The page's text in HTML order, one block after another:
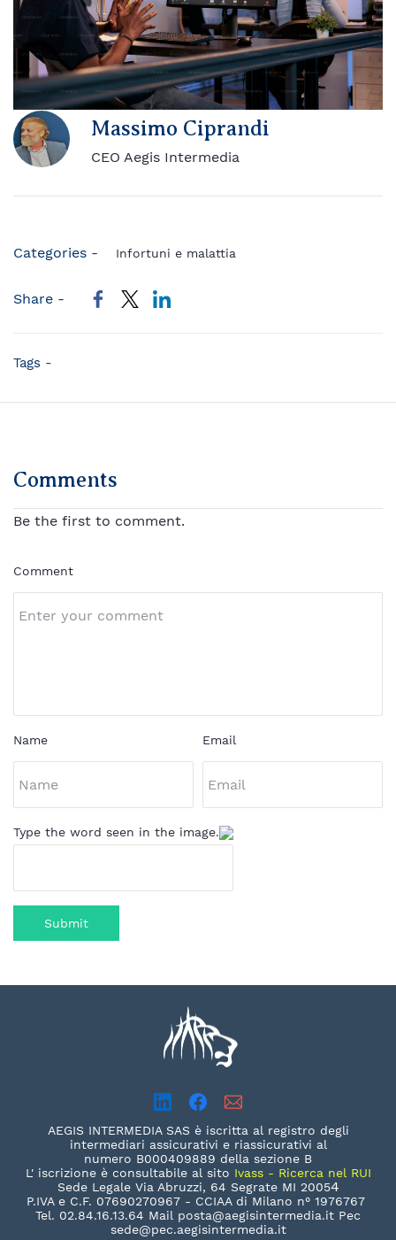
Massimo Ciprandi
CEO Aegis Intermedia
Categories - Infortuni e malattia
Share -
Tags -
Comments
Be the first to comment.
Comment
Name Email
Type the word seen in the image.
Submit
AEGIS INTERMEDIA SAS è iscritta al registro degli
intermediari assicurativi e riassicurativi al
numero B000409889 della sezione B
L' iscrizione è consultabile al sito Ivass - Ricerca nel RUI
Sede Legale Via Abruzzi, 64 Segrate MI 20054
P.IVA e C.F. 07690270967 - CCIAA di Milano n° 1976767
Tel. 02.84.16.13.64 Mail posta@aegisintermedia.it Pec
sede@pec.aegisintermedia.it